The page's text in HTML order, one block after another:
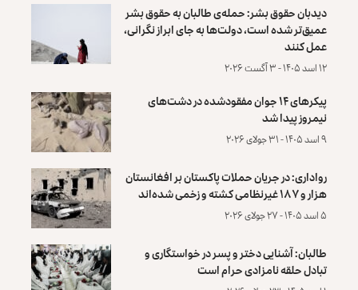
دیدبان حقوق بشر: حمله‌ی طالبان به حقوق بشر
عمیق‌تر شده است، دولت‌ها به جای ابراز نگرانی،
عمل کنند
۱۲ اسد ۱۴۰۵ - ۳ آگست ۲۰۲۶
پیکرهای ۱۴ جوان مفقودشده در دشت‌های
نیمروز پیدا شد
۹ اسد ۱۴۰۵ - ۳۱ جولای ۲۰۲۶
رواداری: در جریان حملات پاکستان بر افغانستان
هزار و ۱۸۷ غیرنظامی کشته و زخمی شده‌اند
۵ اسد ۱۴۰۵ - ۲۷ جولای ۲۰۲۶
طالبان: آشنایی دختر و پسر در خواستگاری و
تبادل حلقه نامزادی حرام است